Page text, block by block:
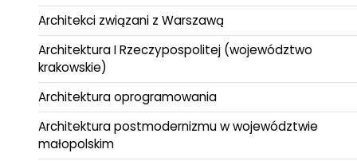
Architekci związani z Warszawą
Architektura I Rzeczypospolitej (województwo
krakowskie)
Architektura oprogramowania
Architektura postmodernizmu w województwie
małopolskim